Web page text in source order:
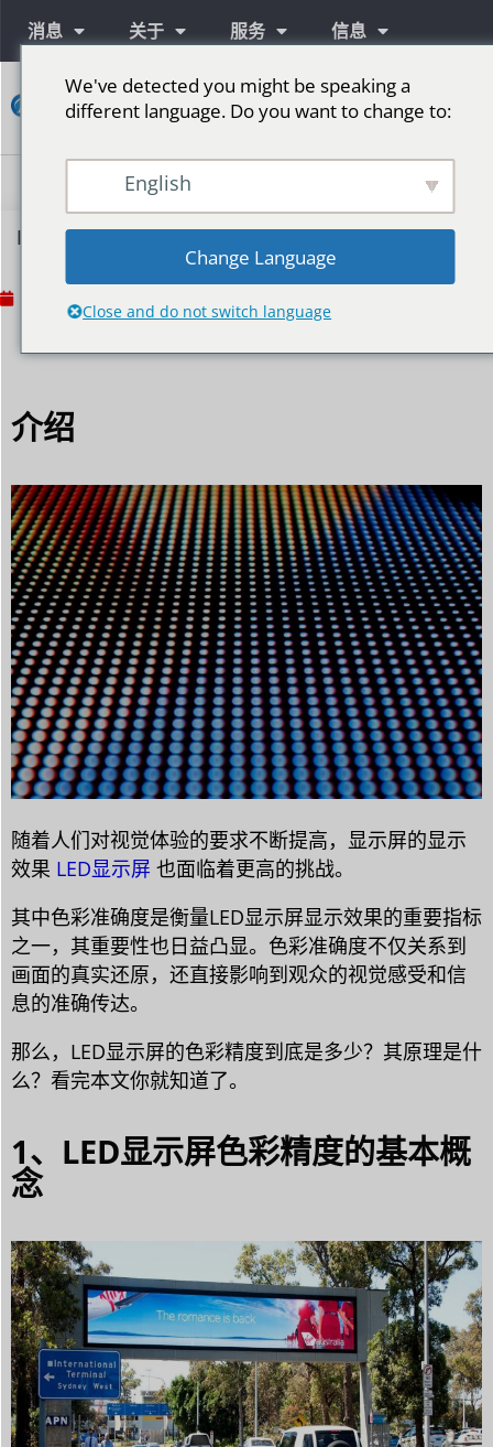
消息 关于 服务 信息
接
触
LED显示屏色彩精准度：技术与应用的双重探索
2024年4月19日
介绍
随着人们对视觉体验的要求不断提高，显示屏的显示
效果 LED显示屏 也面临着更高的挑战。
其中色彩准确度是衡量LED显示屏显示效果的重要指标
之一，其重要性也日益凸显。色彩准确度不仅关系到
画面的真实还原，还直接影响到观众的视觉感受和信
息的准确传达。
那么，LED显示屏的色彩精度到底是多少？其原理是什
么？看完本文你就知道了。
1、LED显示屏色彩精度的基本概
念
We've detected you might be speaking a
different language. Do you want to change to:
English
Change Language
Close and do not switch language